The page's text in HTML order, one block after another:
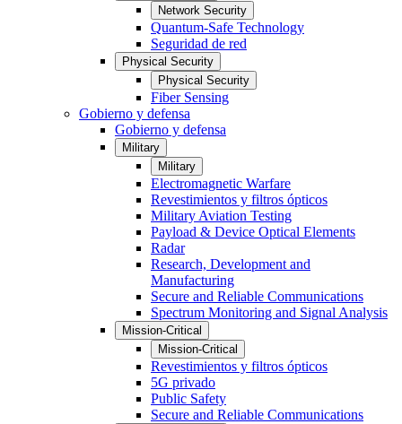
Network Security
Quantum-Safe Technology
Seguridad de red
Physical Security
Physical Security
Fiber Sensing
Gobierno y defensa
Gobierno y defensa
Military
Military
Electromagnetic Warfare
Revestimientos y filtros ópticos
Military Aviation Testing
Payload & Device Optical Elements
Radar
Research, Development and
Manufacturing
Secure and Reliable Communications
Spectrum Monitoring and Signal Analysis
Mission-Critical
Mission-Critical
Revestimientos y filtros ópticos
5G privado
Public Safety
Secure and Reliable Communications